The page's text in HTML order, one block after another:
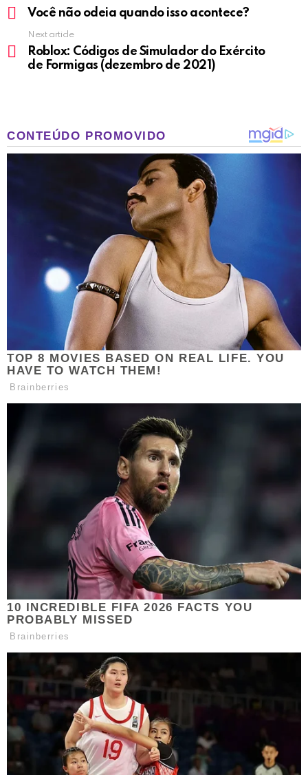
moreVocê não odeia quando isso acontece?
Next article
Roblox: Códigos de Simulador do Exército
de Formigas (dezembro de 2021)